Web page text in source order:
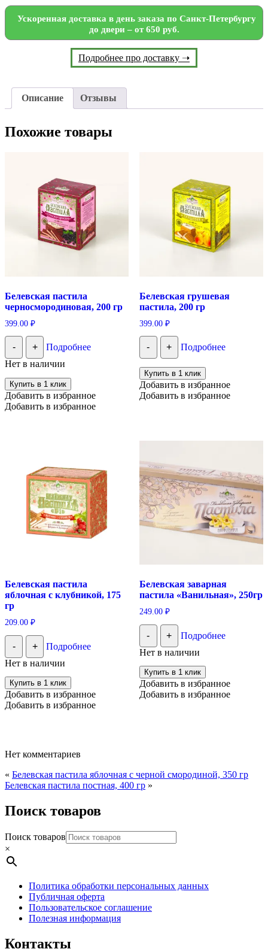
Ускоренная доставка в день заказа по Санкт-Петербургу
до двери – от 650 руб.
Подробнее про доставку ➝
Описание Отзывы
Похожие товары
Белевская пастила
черносмородиновая, 200 гр
399.00 ₽
- +
Подробнее
Нет в наличии
Купить в 1 клик
Добавить в избранное
Добавить в избранное
Белевская грушевая
пастила, 200 гр
399.00 ₽
- + Подробнее
Купить в 1 клик
Добавить в избранное
Добавить в избранное
Белевская пастила
яблочная с клубникой, 175
гр
209.00 ₽
- +
Подробнее
Нет в наличии
Купить в 1 клик
Добавить в избранное
Добавить в избранное
Белевская заварная
пастила «Ванильная», 250гр
249.00 ₽
- +
Подробнее
Нет в наличии
Купить в 1 клик
Добавить в избранное
Добавить в избранное
Нет комментариев
« Белевская пастила яблочная с черной смородиной, 350 гр
Белевская пастила постная, 400 гр »
Поиск товаров
Поиск товаров
×
Политика обработки персональных данных
Публичная оферта
Пользовательское соглашение
Полезная информация
Контакты